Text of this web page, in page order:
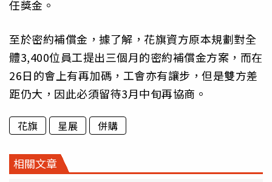
任獎金。
至於密約補償金，據了解，花旗資方原本規劃對全
體3,400位員工提出三個月的密約補償金方案，而在
26日的會上有再加碼，工會亦有讓步，但是雙方差
距仍大，因此必須留待3月中旬再協商。
花旗 星展 併購
相關文章